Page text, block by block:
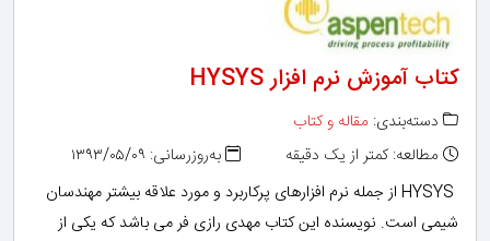
کتاب آموزش نرم افزار HYSYS
دسته‌بندی: مقاله و کتاب
مطالعه: کمتر از یک دقیقه
به‌روزرسانی: ۱۳۹۳/۰۵/۰۹
HYSYS از جمله نرم افزارهای پرکاربرد و مورد علاقه بیشتر مهندسان
شیمی است. نویسنده این کتاب مهدی رازی فر می باشد که یکی از